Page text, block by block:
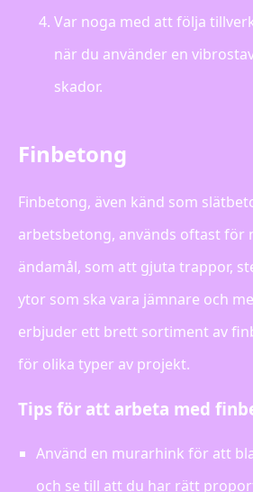
Var noga med att följa
när du använder en
skador.
Finbetong
Finbetong, även känd som
arbetsbetong, används oftast för
ändamål, som att gjuta trappor,
ytor som ska vara jämnare och
erbjuder ett brett sortiment av
för olika typer av projekt.
Tips för att arbeta med
Använd en murarhink för att
och se till att du har rätt